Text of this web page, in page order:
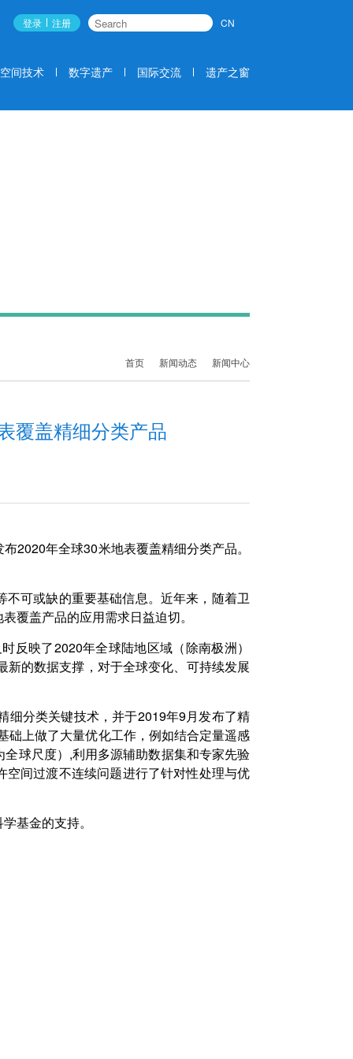
登录 注册 CN
空间技术 数字遗产 国际交流 遗产之窗
首页 新闻动态 新闻中心
覆盖精细分类产品
2020年全球30米地表覆盖精细分类产品。
可或缺的重要基础信息。近年来，随着卫
覆盖产品的应用需求日益迫切。
反映了2020年全球陆地区域（除南极洲）
的数据支撑，对于全球变化、可持续发展
细分类关键技术，并于2019年9月发布了精
础上做了大量优化工作，例如结合定量遥感
球尺度）,利用多源辅助数据集和专家先验
间过渡不连续问题进行了针对性处理与优
基金的支持。